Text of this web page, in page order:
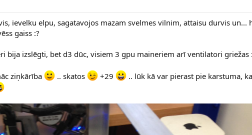
ievelku elpu, sagatavojos mazam svelmes vilnim, attaisu durvis un...
gaiss :?
bija izslēgti, bet d3 dūc, visiem 3 gpu maineriem arī ventilatori griežas
ziņkārība .. skatos +29
.. lūk kā var pierast pie karstuma,